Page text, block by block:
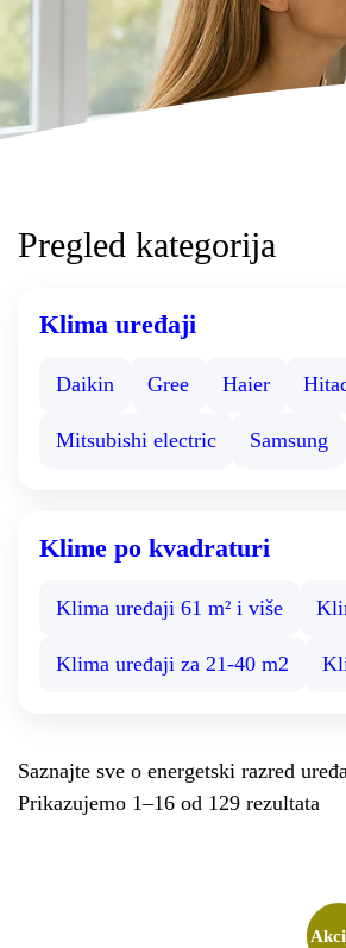
Pregled kategorija
Klima uređaji
Daikin Gree Haier
Mitsubishi electric Samsung
Klime po kvadraturi
Klima uređaji 61 m² i više
Klima uređaji za 21-40 m2
Saznajte sve o energetski razred
Prikazujemo 1–16 od 129 rezultata